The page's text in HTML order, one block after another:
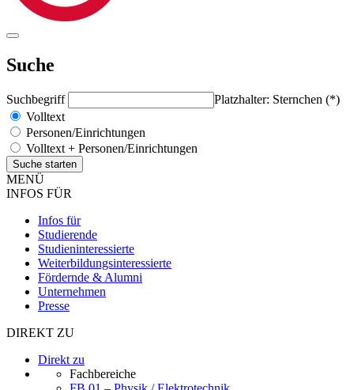
Suche
Suchbegriff
Platzhalter: Sternchen (*)
Volltext
Personen/Einrichtungen
Volltext + Personen/Einrichtungen
MENÜ
INFOS FÜR
Infos für
Studierende
Studieninteressierte
Weiterbildungsinteressierte
Fördernde & Alumni
Unternehmen
Presse
DIREKT ZU
Direkt zu
Fachbereiche